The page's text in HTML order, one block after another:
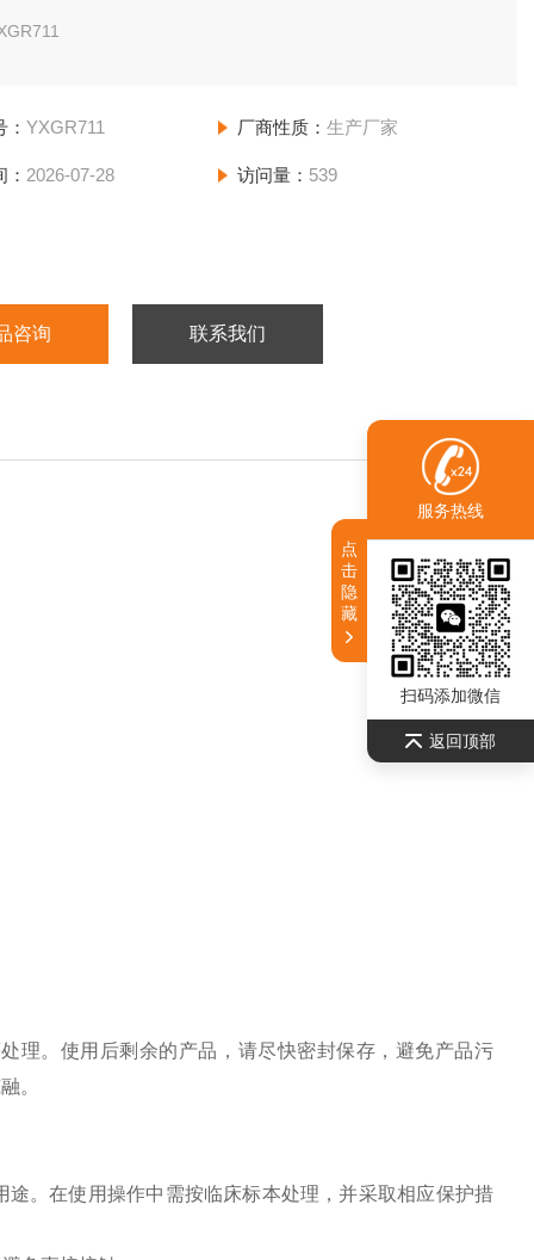
：YXGR711 厂商性质： 生产厂家
2026-07-28 访问量： 539
咨询 联系我们
理。使用后剩余的产品，请尽快密封保存，避免产品污
。
。在使用操作中需按临床标本处理，并采取相应保护措
服务热线
扫码添加微信
返回顶部
点
击
隐
藏